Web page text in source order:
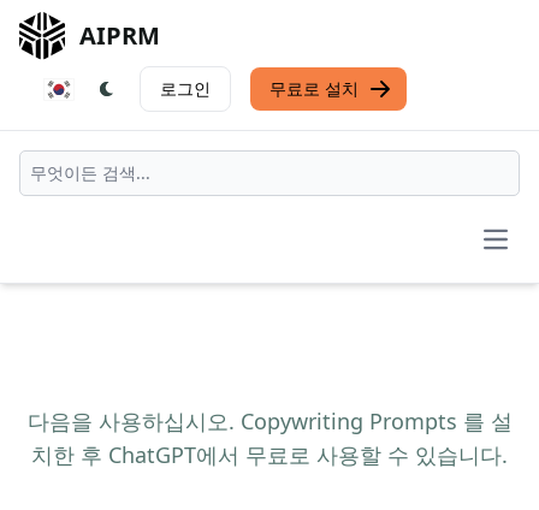
AIPRM
로그인 무료로 설치
다음을 사용하십시오. Copywriting Prompts 를 설
치한 후 ChatGPT에서 무료로 사용할 수 있습니다.